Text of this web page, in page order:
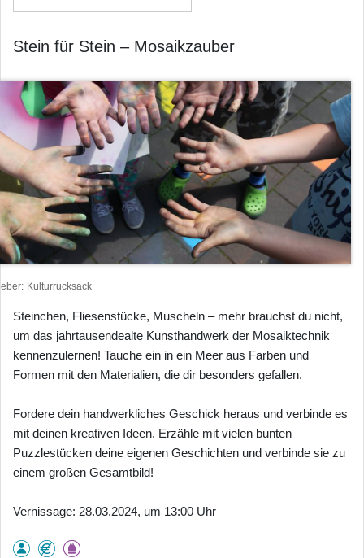
Stein für Stein – Mosaikzauber
Kulturrucksack
Steinchen, Fliesenstücke, Muscheln – mehr brauchst du nicht,
um das jahrtausendealte Kunsthandwerk der Mosaiktechnik
kennenzulernen! Tauche ein in ein Meer aus Farben und
Formen mit den Materialien, die dir besonders gefallen.
Fordere dein handwerkliches Geschick heraus und verbinde es
mit deinen kreativen Ideen. Erzähle mit vielen bunten
Puzzlestücken deine eigenen Geschichten und verbinde sie zu
einem großen Gesamtbild!
Vernissage: 28.03.2024, um 13:00 Uhr